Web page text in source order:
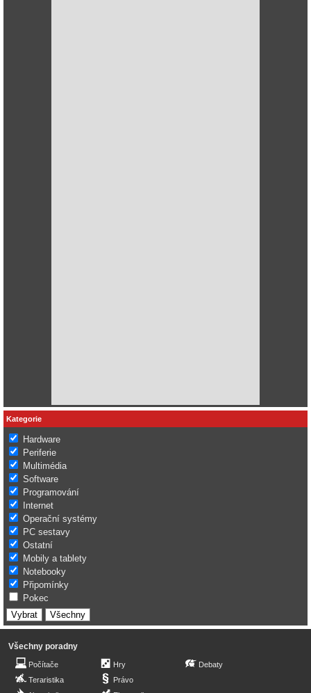
Kategorie
Hardware
Periferie
Multimédia
Software
Programování
Internet
Operační systémy
PC sestavy
Ostatní
Mobily a tablety
Notebooky
Připomínky
Pokec
Všechny poradny
Počítače
Teraristika
Hry
Právo
Debaty